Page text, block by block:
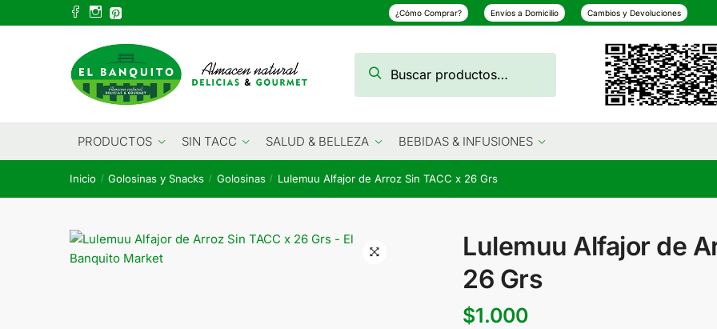
to
to
¿Cómo Comprar? Envíos a Domicilio Cambios y Devoluciones
por:
Buscar
PRODUCTOS SIN TACC SALUD & BELLEZA BEBIDAS & INFUSIONES
Inicio / Golosinas y Snacks / Golosinas / Lulemuu Alfajor de Arroz Sin TACC x 26 Grs
Lulemuu Alfajor de
26 Grs
$1.000